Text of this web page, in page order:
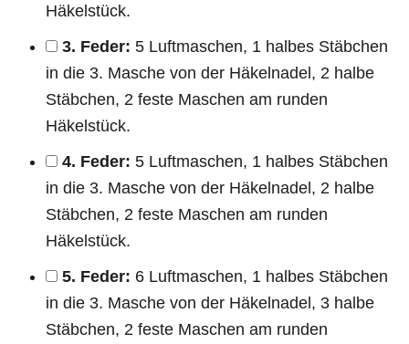
Häkelstück.
3. Feder: 5 Luftmaschen, 1 halbes Stäbchen
in die 3. Masche von der Häkelnadel, 2 halbe
Stäbchen, 2 feste Maschen am runden
Häkelstück.
4. Feder: 5 Luftmaschen, 1 halbes Stäbchen
in die 3. Masche von der Häkelnadel, 2 halbe
Stäbchen, 2 feste Maschen am runden
Häkelstück.
5. Feder: 6 Luftmaschen, 1 halbes Stäbchen
in die 3. Masche von der Häkelnadel, 3 halbe
Stäbchen, 2 feste Maschen am runden